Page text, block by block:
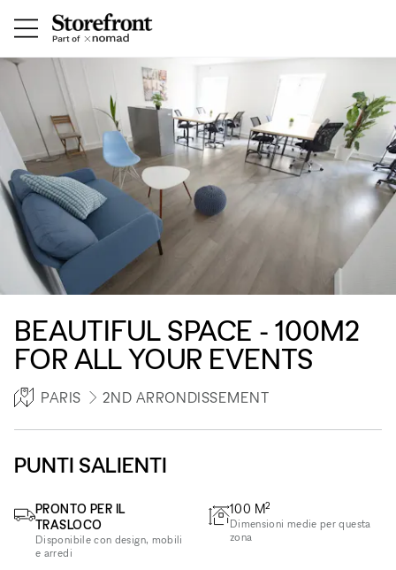
BEAUTIFUL SPACE - 100M2
FOR ALL YOUR EVENTS
PARIS 2ND ARRONDISSEMENT
PUNTI SALIENTI
PRONTO PER IL
TRASLOCO
Disponibile con design, mobili
e arredi
100 M2
Dimensioni medie per questa
zona